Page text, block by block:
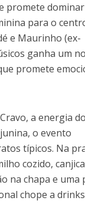
promete
para o
e Maurinho (ex-
ganha um
promete
a energia
o evento
típicos. Na
cozido,
na chapa e uma
chope a drinks